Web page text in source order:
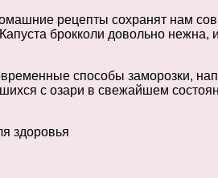
рецепты сохранят нам
брокколи довольно нежна,
способы заморозки,
с озари в свежайшем